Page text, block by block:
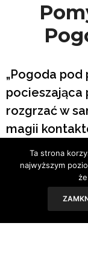
„Pogoda pod
pocieszająca
rozgrzać w
magii
może się
Tekst: Sylwia
Ta strona
najwyższym